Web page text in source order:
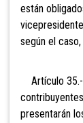
están
según el
Artículo 35.-
presentarán